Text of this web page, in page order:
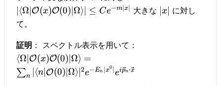
⟨Ω∣ O(x)O(0) ∣Ω⟩ ≤ Ce−m ∣x 大きな ∣x
に対し
て。
証明 ： スペクトル表示を用いて：
⟨Ω∣ O(x)O(0) ∣Ω⟩ =
∑n ⟨n O(0) ∣Ω⟩ 2e− En ∣x0 ∣eipn ⋅x